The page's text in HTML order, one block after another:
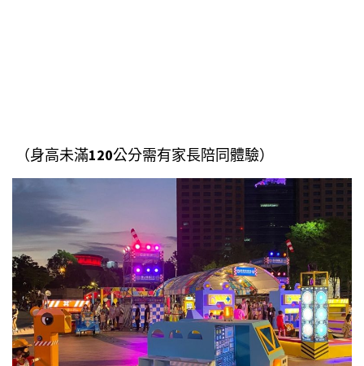
（身高未滿120公分需有家長陪同體驗）